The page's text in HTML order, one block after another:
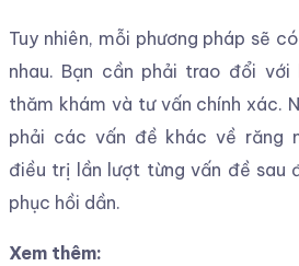
Tuy nhiên, mỗi phương pháp sẽ
nhau. Bạn cần phải trao đổi
thăm khám và tư vấn chính xác.
phải các vấn đề khác về răng
điều trị lần lượt từng vấn đề sau
phục hồi dần.
Xem thêm: